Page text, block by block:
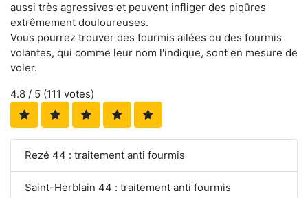
aussi très agressives et peuvent infliger des piqûres
extrêmement douloureuses.
Vous pourrez trouver des fourmis ailées ou des fourmis
volantes, qui comme leur nom l'indique, sont en mesure de
voler.
4.8 / 5 (111 votes)
Rezé 44 : traitement anti fourmis
Saint-Herblain 44 : traitement anti fourmis